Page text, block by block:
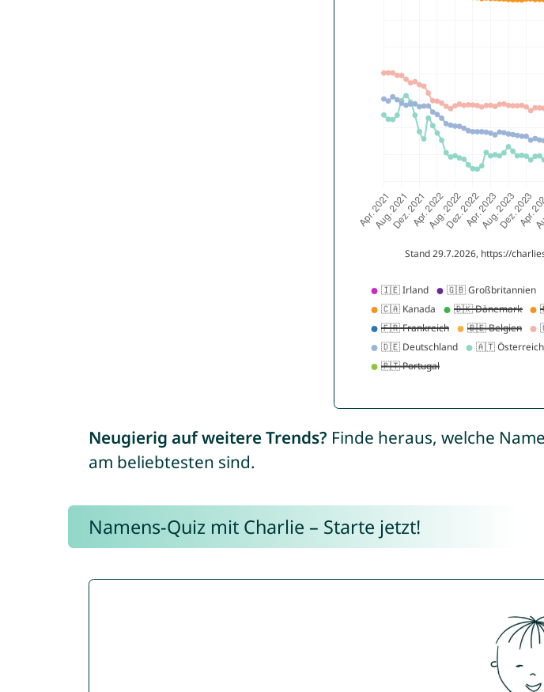
Neugierig auf weitere Trends? Finde heraus, welche
am beliebtesten sind.
Namens-Quiz mit Charlie – Starte jetzt!